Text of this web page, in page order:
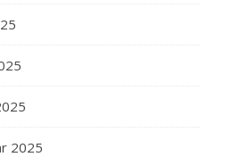
2025